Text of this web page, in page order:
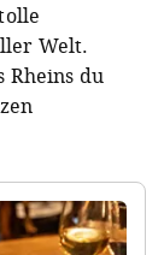
Welt.
Rheins du